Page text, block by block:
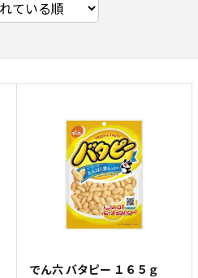
でん六 バタピー １６５ｇ